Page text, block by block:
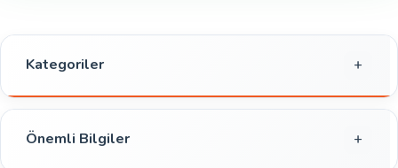
Kategoriler
Gıda
Kahvaltılık
Önemli Bilgiler